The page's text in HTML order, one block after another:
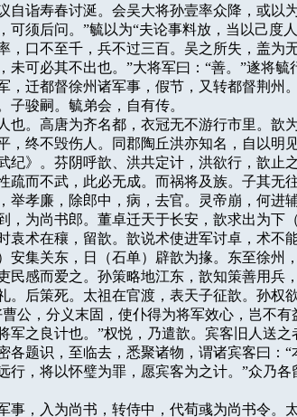
自诣寿春讨涎。会吴大将孙壹率众降，或以
可须后问。”毓以为“夫论事料放，当以己度
，口不至千，兵不过三百。吴之所失，盖为
未可必其不出也。”大将军曰：“善。”遂将毓
，迁都督徐州诸军事，假节，又转都督荆州
子骏嗣。毓弟会，自有传。
也。高唐为齐名都，衣冠无不游行市里。歆
，终不毁伤人。同郡陶丘洪亦知名，自以明
纪》。芬阴呼歆、洪共定计，洪欲行，歆止
疏而不武，此必无成。而祸将及族。子其无
举孝廉，除郎中，病，去官。灵帝崩，何进
，为尚书郎。董卓迁天于长安，歆求出为下
袁术在穰，留歆。歆说术使进军讨卓，术不
安集关东，日（石单）辟歆为掾。东至徐州
民感而爱之。孙策略地江东，歆知策善用兵
。后策死。太祖在官渡，表天子征歆。孙权
公，分义末固，使仆得为将军效心，岂不有
军之良计也。”权悦，乃遣歆。宾客旧人送之
各题识，至临去，悉聚诸物，谓诸宾客曰：“
行，将以怀璧为罪，愿宾客为之计。”众乃各
事，入为尚书，转侍中，代荀彧为尚书令。